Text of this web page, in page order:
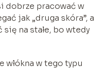
dobrze pracować w
jak „druga skóra”, a
na stałe, bo wtedy
włókna w tego typu